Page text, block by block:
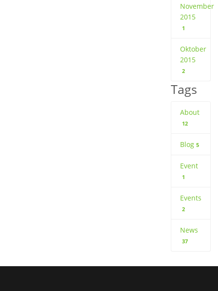
November
2015
1
Oktober
2015
2
Tags
About
12
Blog 5
Event
1
Events
2
News
37